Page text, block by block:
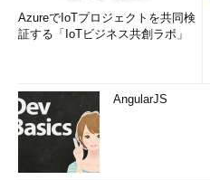
AzureでIoTプロジェクトを共同検
証する「IoTビジネス共創ラボ」
AngularJS